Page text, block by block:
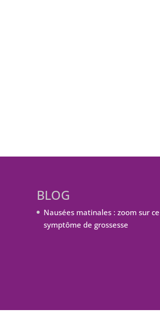
BLOG
Nausées matinales : zoom sur ce
symptôme de grossesse